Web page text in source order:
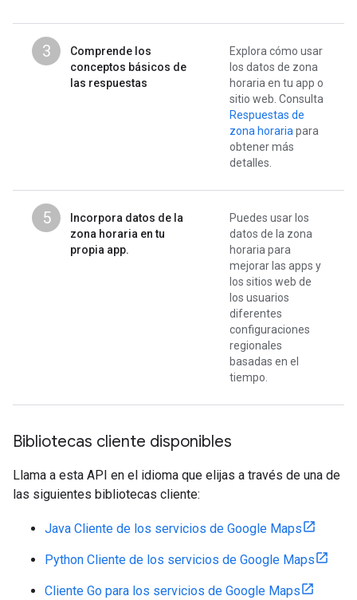
3
Comprende los
conceptos básicos de
las respuestas
Explora cómo usar
los datos de zona
horaria en tu app o
sitio web. Consulta
Respuestas de
zona horariapara
obtener más
detalles.
5
Incorpora datos de la
zona horaria en tu
propia app.
Puedes usar los
datos de la zona
horaria para
mejorar las apps y
los sitios web de
los usuarios
diferentes
configuraciones
regionales
basadas en el
tiempo.
Bibliotecas cliente disponibles
Llama a esta API en el idioma que elijas a través de una de
las siguientes bibliotecas cliente:
Java Cliente de los servicios de Google Maps
Python Cliente de los servicios de Google Maps
Cliente Go para los servicios de Google Maps